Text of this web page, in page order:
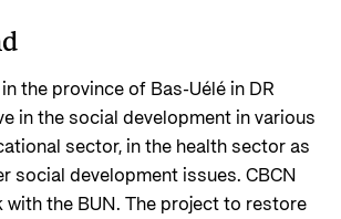
og lenker
the province of Bas-Uélé in DR
in the social development in various
sector, in the health sector as
social development issues. CBCN
with the BUN. The project to restore